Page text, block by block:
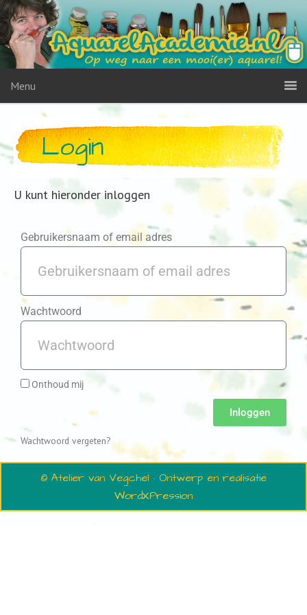
Menu
Login
U kunt hieronder inloggen
Gebruikersnaam of email adres
Wachtwoord
Onthoud mij
Inloggen
Wachtwoord vergeten?
© Atelier van Vegchel · Ontwerp en realisatie
WordXPression